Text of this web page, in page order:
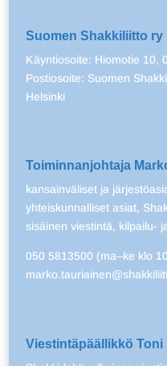
Suomen Shakkiliitto ry
Käyntiosoite: Hiomotie 10,
Postiosoite: Suomen
Helsinki
Toiminnanjohtaja
kansainväliset ja
yhteiskunnalliset asiat,
sisäinen viestintä, kilpailu-
050 5813500 (ma–ke klo
Viestintäpäällikkö Toni